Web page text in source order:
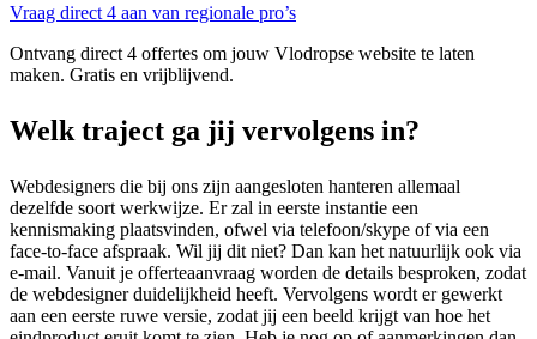
Vraag direct 4 aan van regionale pro’s
Ontvang direct 4 offertes om jouw Vlodropse website te laten
maken. Gratis en vrijblijvend.
Welk traject ga jij vervolgens in?
Webdesigners die bij ons zijn aangesloten hanteren allemaal
dezelfde soort werkwijze. Er zal in eerste instantie een
kennismaking plaatsvinden, ofwel via telefoon/skype of via een
face-to-face afspraak. Wil jij dit niet? Dan kan het natuurlijk ook via
e-mail. Vanuit je offerteaanvraag worden de details besproken, zodat
de webdesigner duidelijkheid heeft. Vervolgens wordt er gewerkt
aan een eerste ruwe versie, zodat jij een beeld krijgt van hoe het